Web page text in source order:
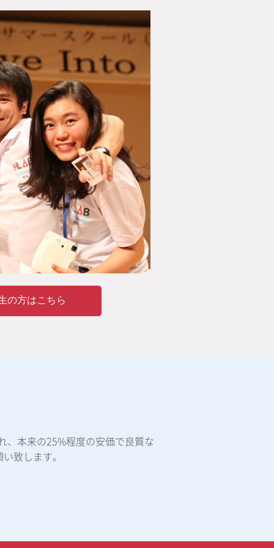
の方はこちら
、本来の25%程度の安価で良質な
致します。